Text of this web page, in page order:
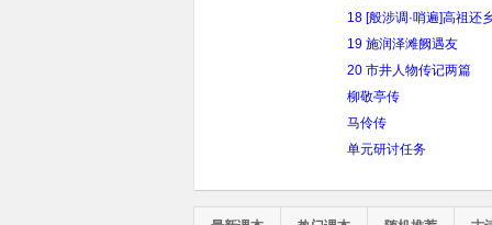
18 [般涉调·哨遍]高祖还
19 施润泽滩阙遇友
20 市井人物传记两篇
柳敬亭传
马伶传
单元研讨任务